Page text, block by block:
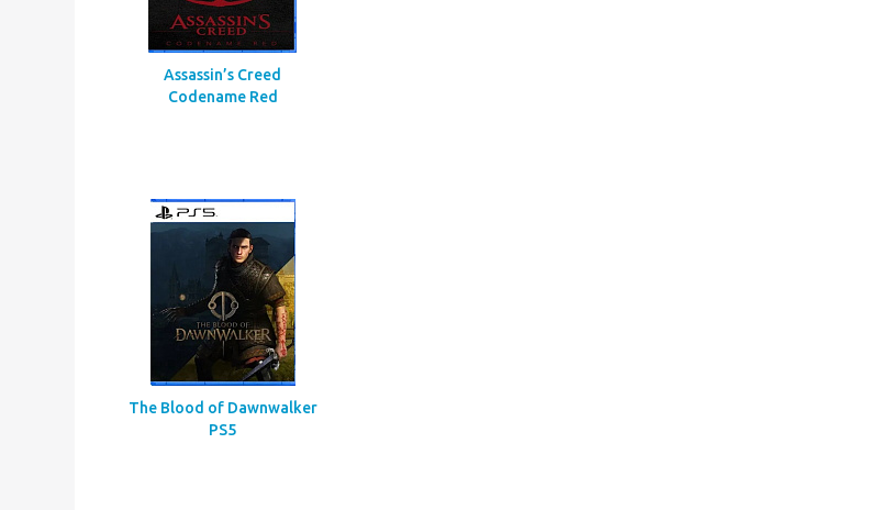
Assassin’s Creed
Codename Red
The Blood of Dawnwalker
PS5